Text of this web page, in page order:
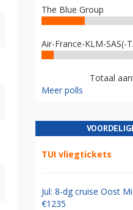
The Blue Group
Air-France-KLM-SAS(-
Totaal
Meer polls
TUI vliegtickets
Jul: 8-dg cruise Oost
€1235